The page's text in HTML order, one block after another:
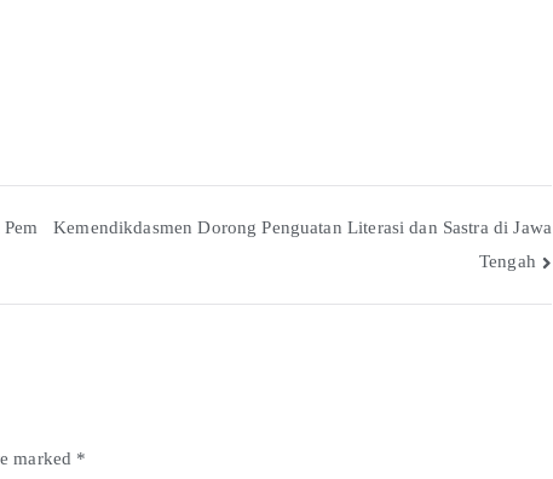
Kemendikdasmen Dorong Penguatan Literasi dan Sastra di Jawa
Tengah
marked *